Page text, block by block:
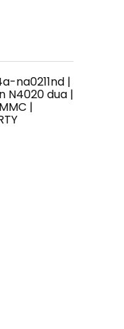
na0211nd |
N4020 dua |
|